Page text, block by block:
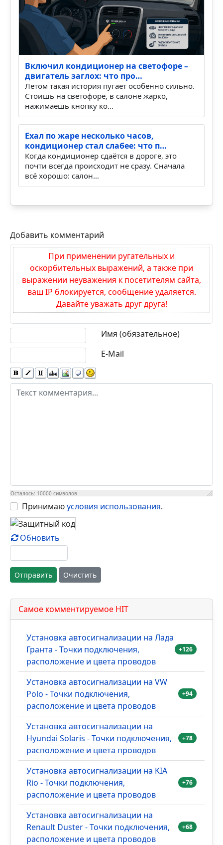
Включил кондиционер на светофоре –
двигатель заглох: что про…
Летом такая история пугает особенно сильно.
Стоишь на светофоре, в салоне жарко,
нажимаешь кнопку ко…
Ехал по жаре несколько часов,
кондиционер стал слабее: что п…
Когда кондиционер сдаётся в дороге, это
почти всегда происходит не сразу. Сначала
всё хорошо: салон…
Добавить комментарий
При применении ругательных и
оскорбительных выражений, а также при
выражении неуважения к посетителям сайта,
ваш IP блокируется, сообщение удаляется.
Давайте уважать друг друга!
Имя (обязательное)
E-Mail
Текст комментария
Осталось: 10000 символов
Принимаюусловия использования.
Обновить
Отправить Очистить
Самое комментируемое HIT
Установка автосигнализации на Лада
Гранта - Точки подключения,
расположение и цвета проводов
+126
Установка автосигнализации на VW
Polo - Точки подключения,
расположение и цвета проводов
+94
Установка автосигнализации на
Hyundai Solaris - Точки подключения,
расположение и цвета проводов
+78
Установка автосигнализации на KIA
Rio - Точки подключения,
расположение и цвета проводов
+76
Установка автосигнализации на
Renault Duster - Точки подключения,
расположение и цвета проводов
+68